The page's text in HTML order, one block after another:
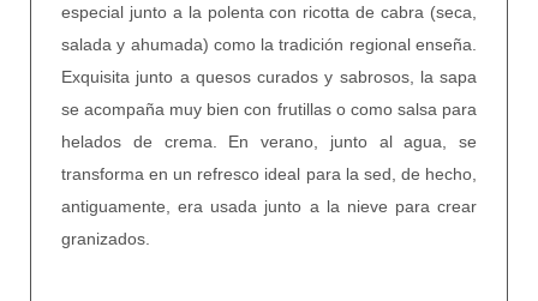
especial junto a la polenta con ricotta de cabra (seca,
salada y ahumada) como la tradición regional enseña.
Exquisita junto a quesos curados y sabrosos, la sapa
se acompaña muy bien con frutillas o como salsa para
helados de crema. En verano, junto al agua, se
transforma en un refresco ideal para la sed, de hecho,
antiguamente, era usada junto a la nieve para crear
granizados.